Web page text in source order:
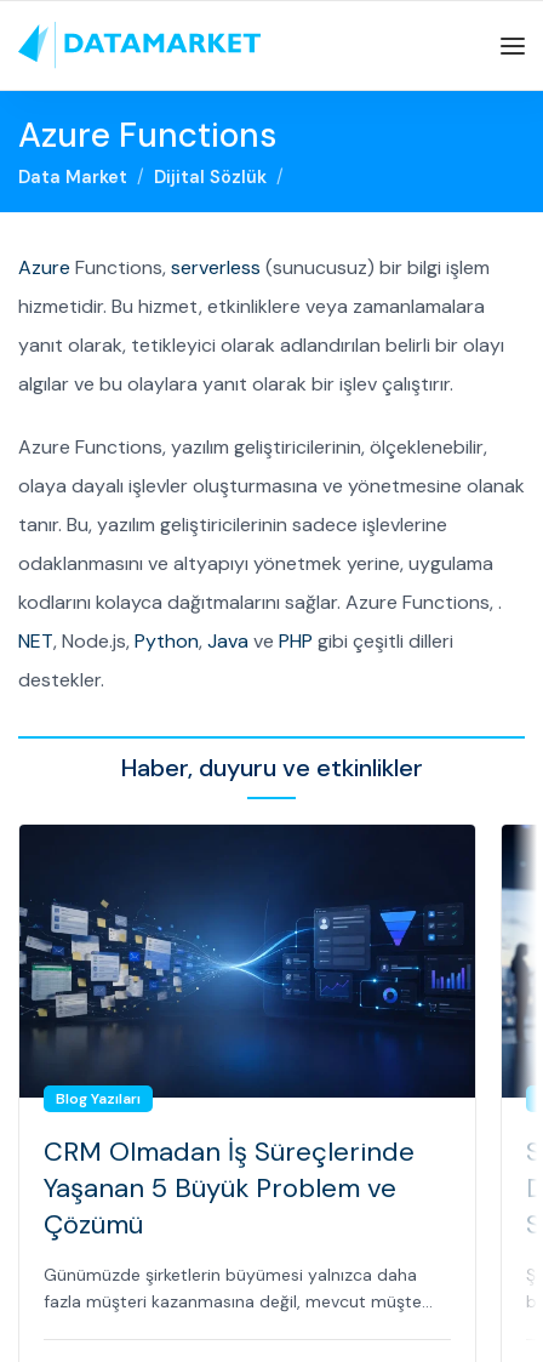
Azure Functions
Data Market Dijital Sözlük
Azure Functions,serverless (sunucusuz) bir bilgi işlem
hizmetidir. Bu hizmet, etkinliklere veya zamanlamalara
yanıt olarak, tetikleyici olarak adlandırılan belirli bir olayı
algılar ve bu olaylara yanıt olarak bir işlev çalıştırır.
Azure Functions, yazılım geliştiricilerinin, ölçeklenebilir,
olaya dayalı işlevler oluşturmasına ve yönetmesine olanak
tanır. Bu, yazılım geliştiricilerinin sadece işlevlerine
odaklanmasını ve altyapıyı yönetmek yerine, uygulama
kodlarını kolayca dağıtmalarını sağlar. Azure Functions, .
NET, Node.js,Python,Javave PHP gibi çeşitli dilleri
destekler.
Haber, duyuru ve etkinlikler
Blog Yazıları
CRM Olmadan İş Süreçlerinde
Yaşanan 5 Büyük Problem ve
Çözümü
Günümüzde şirketlerin büyümesi yalnızca daha
fazla müşteri kazanmasına değil, mevcut müşte...